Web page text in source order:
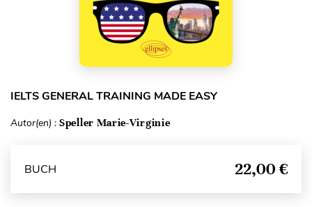
IELTS GENERAL TRAINING MADE EASY
Autor(en) : Speller Marie-Virginie
BUCH 22,00 €